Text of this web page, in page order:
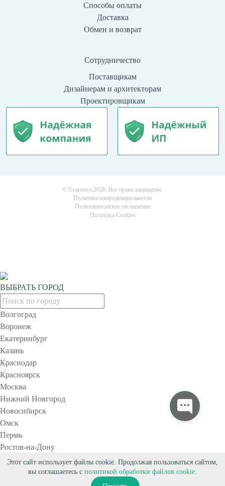
Способы оплаты
Доставка
Обмен и возврат
Сотрудничество
Поставщикам
Дизайнерам и архитекторам
Проектировщикам
© Grassawa 2026. Все права защищены.
Политика конфиденциальности
Пользовательское соглашение
Политика Cookies
Этот сайт использует файлы cookie. Продолжая пользоваться сайтом,
вы соглашаетесь с политикой обработки файлов cookie.
ВЫБРАТЬ ГОРОД
Волгоград
Воронеж
Екатеринбург
Казань
Краснодар
Красноярск
Москва
Нижний Новгород
Новосибирск
Омск
Пермь
Ростов-на-Дону
Самара
Санкт-Петербург